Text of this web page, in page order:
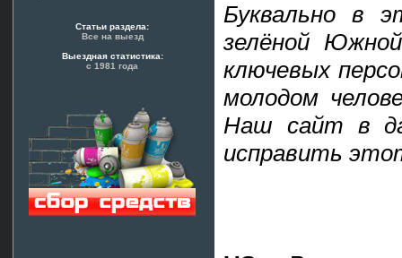
Статьи раздела:
Все на выезд
Выездная статистика:
с 1981 года
Буквально в
зелёной
ключевых
молодом
Наш сайт в
исправить